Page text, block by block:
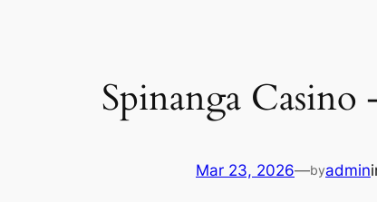
Spinanga
Mar 23, 2026—byadmin